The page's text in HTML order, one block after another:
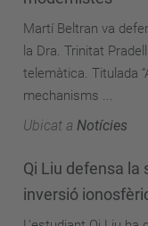
Martí Beltran va
la Dra. Trinitat
telemàtica. Titulada
mechanisms ...
Ubicat a Notícies
Qi Liu defensa la
inversió